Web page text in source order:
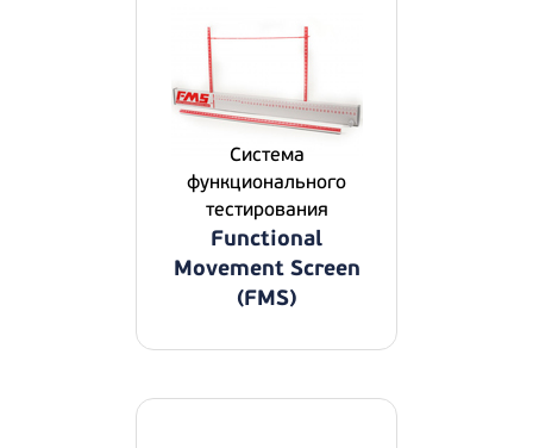
Система
функционального
тестирования
Functional
Movement Screen
(FMS)